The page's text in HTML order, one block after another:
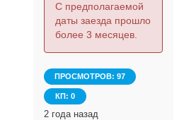
С предполагаемой
даты заезда прошло
более 3 месяцев.
ПРОСМОТРОВ: 97
КП: 0
2 года назад